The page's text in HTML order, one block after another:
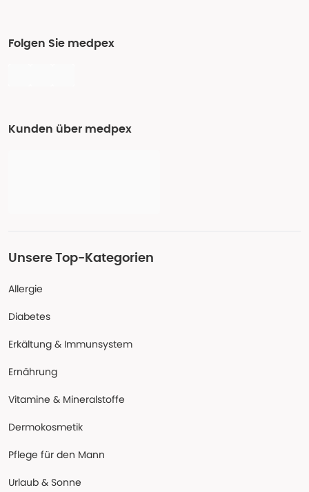
Folgen Sie medpex
Kunden über medpex
Unsere Top-Kategorien
Allergie
Diabetes
Erkältung & Immunsystem
Ernährung
Vitamine & Mineralstoffe
Dermokosmetik
Pflege für den Mann
Urlaub & Sonne